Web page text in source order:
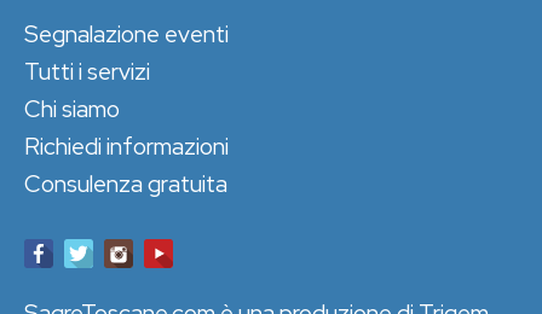
Segnalazione eventi
Tutti i servizi
Chi siamo
Richiedi informazioni
Consulenza gratuita